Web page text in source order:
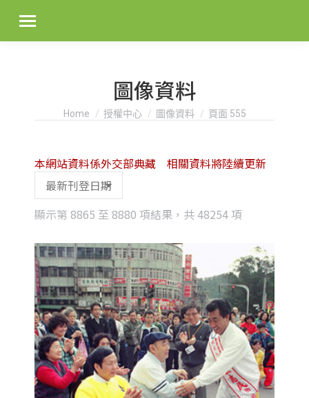
圖像資料
You are here:
Home 授權中心 圖像資料 頁面 555
顯示第 8865 至 8880 項結果，共 48254 項
latest
本網站資料係外交部典藏 相關資料將陸續更新